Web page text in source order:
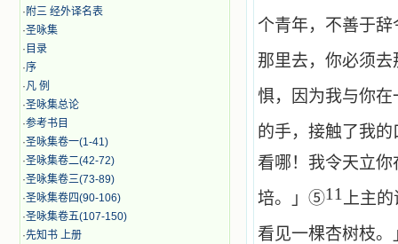
· 附三 经外译名表
·圣咏集
· 目录
·序
·凡 例
·圣咏集总论
·参考书目
·圣咏集卷一(1-41)
·圣咏集卷二(42-72)
·圣咏集卷三(73-89)
·圣咏集卷四(90-106)
·圣咏集卷五(107-150)
·先知书 上册
个青年，不善于辞
那里去，你必须
惧，因为我与你
的手，接触了我
看哪！我令天立
培。」⑤11
上主
看见一棵杏树枝。